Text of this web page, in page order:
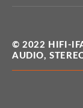
© 2022 HIFI-
AUDIO,